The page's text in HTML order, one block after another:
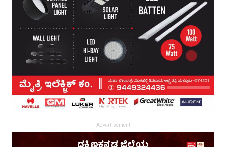
Advertisement